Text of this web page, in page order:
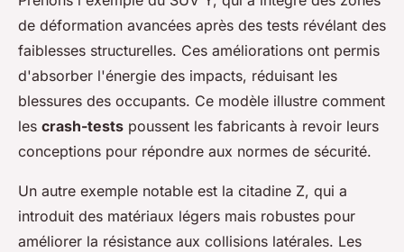
de déformation avancées après des tests révélant des
faiblesses structurelles. Ces améliorations ont permis
d'absorber l'énergie des impacts, réduisant les
blessures des occupants. Ce modèle illustre comment
les crash-tests poussent les fabricants à revoir leurs
conceptions pour répondre aux normes de sécurité.
Un autre exemple notable est la citadine Z, qui a
introduit des matériaux légers mais robustes pour
améliorer la résistance aux collisions latérales. Les